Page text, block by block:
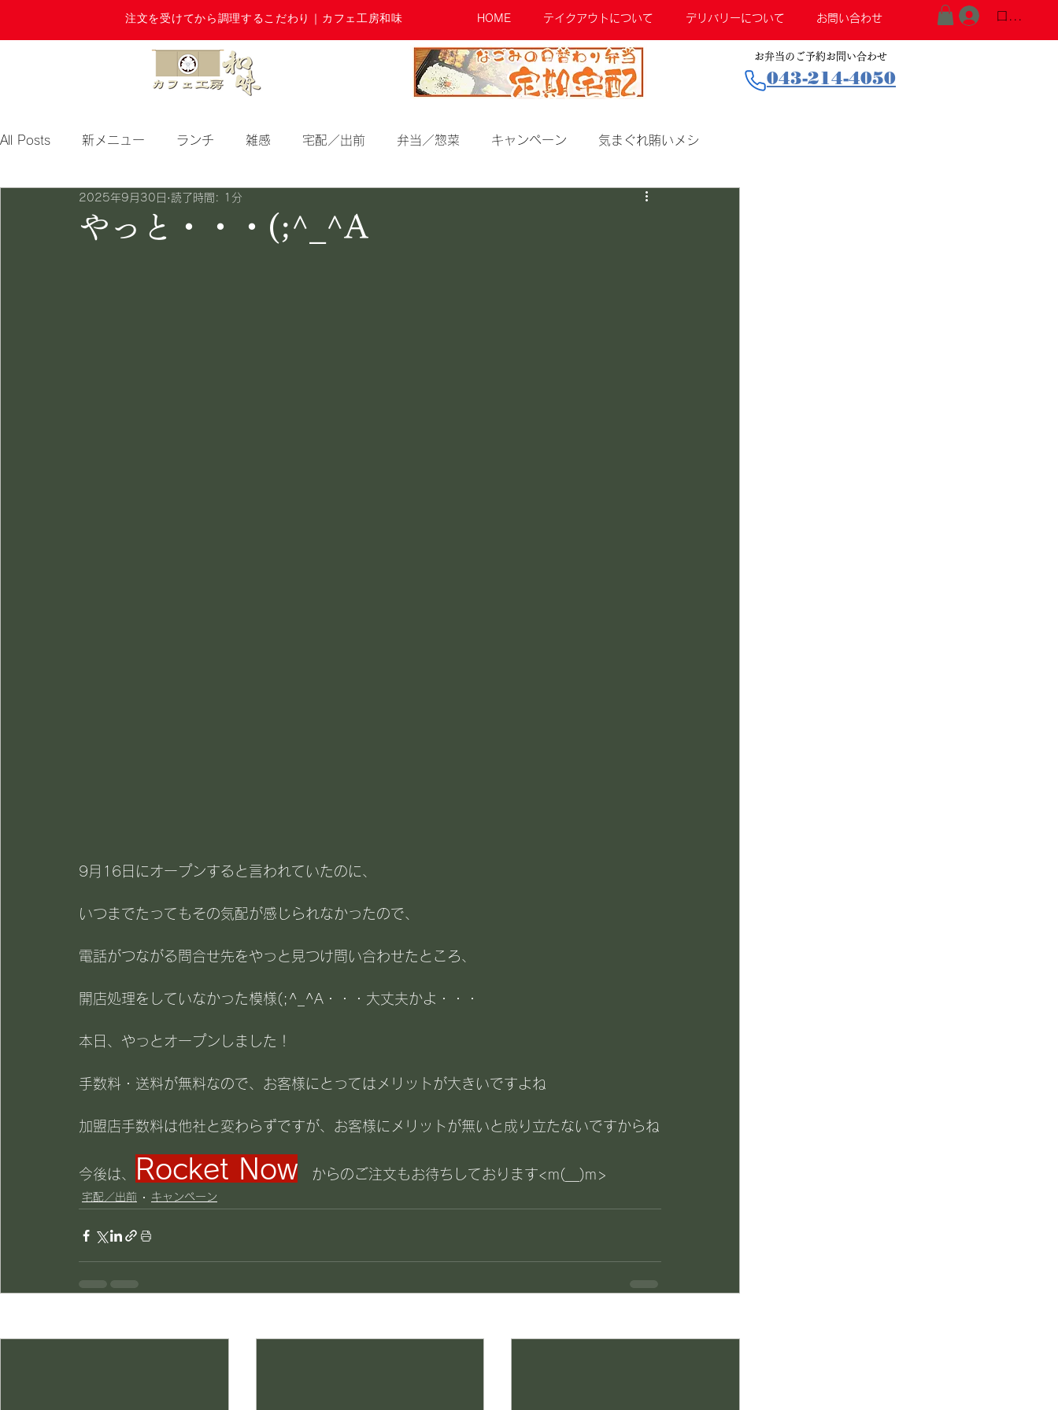
注文を受けてから調理するこだわり｜カフェ工房和味 HOME テイクアウトについて デリバリーについて お問い合わせ ログイン
お弁当のご予約お問い合わせ
043-214-4050
All Posts 新メニュー ランチ 雑感 宅配／出前 弁当／惣菜 キャンペーン 気まぐれ賄いメシ
期間限定
やっと・・・(;^_^A
2025年9月30日 読了時間: 1分
9月16日にオープンすると言われていたのに、
いつまでたってもその気配が感じられなかったので、
電話がつながる問合せ先をやっと見つけ問い合わせたところ、
開店処理をしていなかった模様(;^_^A・・・大丈夫かよ・・・
本日、やっとオープンしました！
手数料・送料が無料なので、お客様にとってはメリットが大きいですよね
加盟店手数料は他社と変わらずですが、お客様にメリットが無いと成り立たないですからね
今後は、 Rocket Now からのご注文もお待ちしております<m(__)m>
宅配／出前 キャンペーン